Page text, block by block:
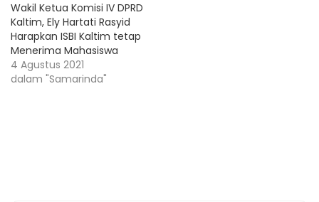
Wakil Ketua Komisi IV DPRD
Kaltim, Ely Hartati Rasyid
Harapkan ISBI Kaltim tetap
Menerima Mahasiswa
4 Agustus 2021
dalam "Samarinda"